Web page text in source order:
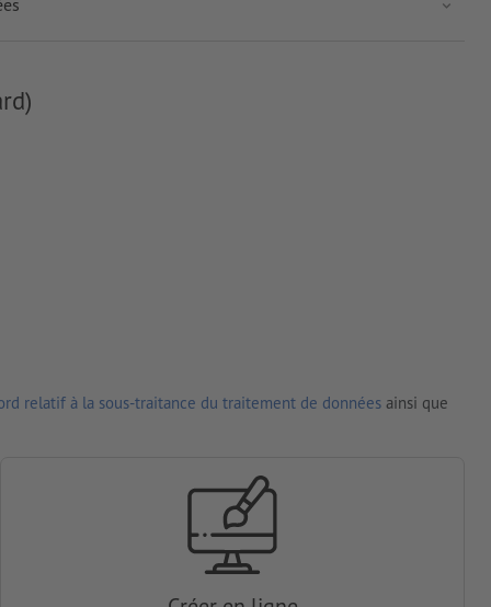
relatif à la sous-traitance du traitement de données ainsi que